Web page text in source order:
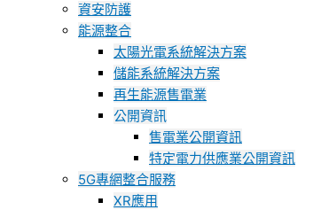
資安防護
能源整合
太陽光電系統解決方案
儲能系統解決方案
再生能源售電業
公開資訊
售電業公開資訊
特定電力供應業公開資訊
5G專網整合服務
XR應用